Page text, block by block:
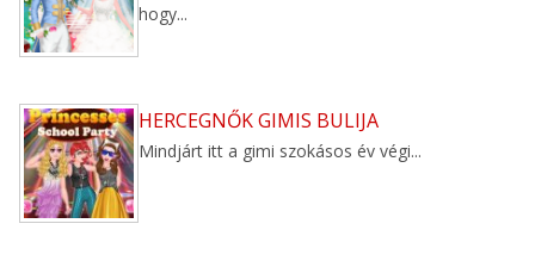
hogy...
HERCEGNŐK GIMIS BULIJA
Mindjárt itt a gimi szokásos év végi...